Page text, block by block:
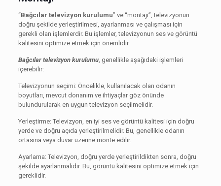
“Bağcılar televizyon kurulumu” ve “montajı”, televizyonun
doğru şekilde yerleştirilmesi, ayarlanması ve çalışması için
gerekli olan işlemlerdir. Bu işlemler, televizyonun ses ve görüntü
kalitesini optimize etmek için önemlidir.
Bağcılar televizyon kurulumu, genellikle aşağıdaki işlemleri
içerebilir:
Televizyonun seçimi: Öncelikle, kullanılacak olan odanın
boyutları, mevcut donanım ve ihtiyaçlar göz önünde
bulundurularak en uygun televizyon seçilmelidir.
Yerleştirme: Televizyon, en iyi ses ve görüntü kalitesi için doğru
yerde ve doğru açıda yerleştirilmelidir. Bu, genellikle odanın
ortasına veya duvar üzerine monte edilir.
Ayarlama: Televizyon, doğru yerde yerleştirildikten sonra, doğru
şekilde ayarlanmalıdır. Bu, görüntü kalitesini optimize etmek için
gereklidir.